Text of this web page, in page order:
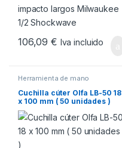
106,09€ Iva incluido
Herramienta de mano
Cuchilla cúter Olfa LB-50 18
x 100 mm ( 50 unidades )